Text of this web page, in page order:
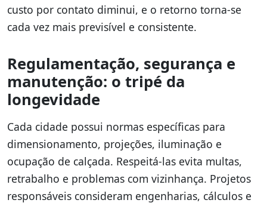
custo por contato diminui, e o retorno torna-se
cada vez mais previsível e consistente.
Regulamentação, segurança e
manutenção: o tripé da
longevidade
Cada cidade possui normas específicas para
dimensionamento, projeções, iluminação e
ocupação de calçada. Respeitá-las evita multas,
retrabalho e problemas com vizinhança. Projetos
responsáveis consideram engenharias, cálculos e